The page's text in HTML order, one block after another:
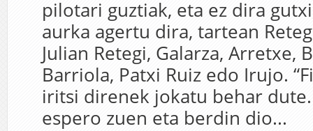
pilotari guztiak, eta ez dira
aurka agertu dira, tartean
Julian Retegi, Galarza, Arretxe,
Barriola, Patxi Ruiz edo Irujo.
iritsi direnek jokatu behar
espero zuen eta berdin dio...